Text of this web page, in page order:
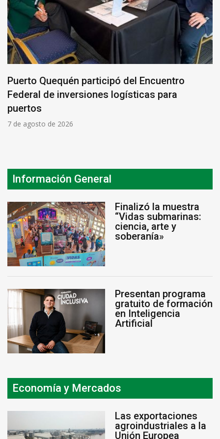
Puerto Quequén participó del Encuentro
Federal de inversiones logísticas para
puertos
7 de agosto de 2026
Información General
Finalizó la muestra
“Vidas submarinas:
ciencia, arte y
soberanía»
Presentan programa
gratuito de formación
en Inteligencia
Artificial
Economía y Mercados
Las exportaciones
agroindustriales a la
Unión Europea